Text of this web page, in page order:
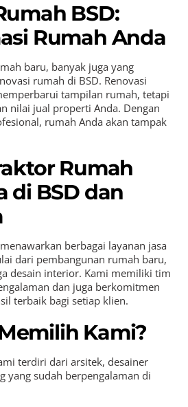
BSD:
Rumah Anda
baru, banyak juga yang
rumah di BSD. Renovasi
tampilan rumah, tetapi
nilai jual properti Anda. Dengan
rumah Anda akan tampak
Rumah
di BSD dan
menawarkan berbagai layanan jasa
dari pembangunan rumah baru,
desain interior. Kami memiliki tim
dan juga berkomitmen
terbaik bagi setiap klien.
Kami?
terdiri dari arsitek, desainer
yang sudah berpengalaman di